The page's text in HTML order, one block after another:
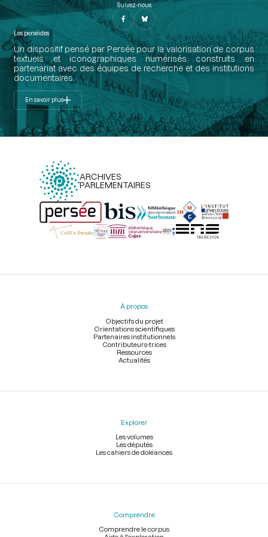
Suivez-nous
Les perséides
Un dispositif pensé par Persée pour la valorisation de corpus
textuels et iconographiques numérisés construits en
partenariat avec des équipes de recherche et des institutions
documentaires.
En savoir plus
ARCHIVES
PARLEMENTAIRES
Menu
À propos
Objectifs du projet
Orientations scientifiques
Partenaires institutionnels
Contributeurs-trices
Ressources
Actualités
Explorer
Les volumes
Les députés
Les cahiers de doléances
Comprendre
Comprendre le corpus